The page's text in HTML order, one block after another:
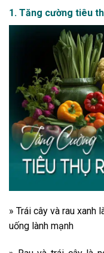
1. Tăng cường tiêu
» Trái cây và rau xanh
uống lành mạnh